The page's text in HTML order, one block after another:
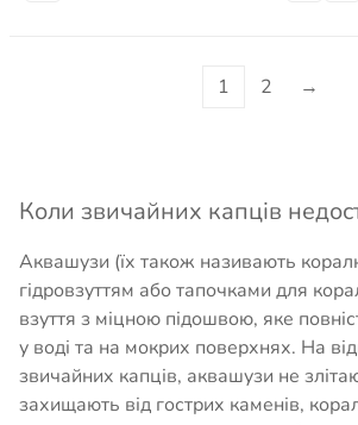
1 2 →
Коли звичайних капців
Аквашузи (їх також називають
гідровзуттям або тапочками для
взуття з міцною підошвою, яке
у воді та на мокрих поверхнях. На
звичайних капців, аквашузи не
захищають від гострих каменів,